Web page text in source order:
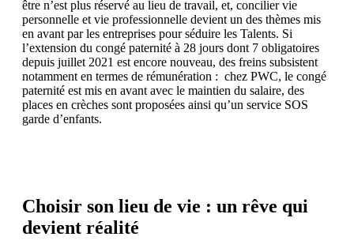
être n’est plus réservé au lieu de travail, et, concilier vie
personnelle et vie professionnelle devient un des thèmes mis
en avant par les entreprises pour séduire les Talents. Si
l’extension du congé paternité à 28 jours dont 7 obligatoires
depuis juillet 2021 est encore nouveau, des freins subsistent
notamment en termes de rémunération : chez PWC, le congé
paternité est mis en avant avec le maintien du salaire, des
places en crèches sont proposées ainsi qu’un service SOS
garde d’enfants.
Choisir son lieu de vie : un rêve qui
devient réalité